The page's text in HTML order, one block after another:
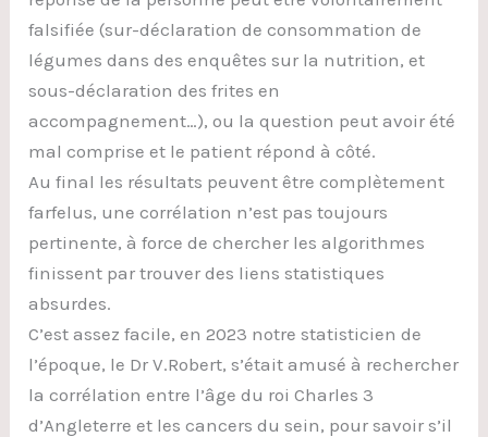
falsifiée (sur-déclaration de consommation de
légumes dans des enquêtes sur la nutrition, et
sous-déclaration des frites en
accompagnement…), ou la question peut avoir été
mal comprise et le patient répond à côté.
Au final les résultats peuvent être complètement
farfelus, une corrélation n’est pas toujours
pertinente, à force de chercher les algorithmes
finissent par trouver des liens statistiques
absurdes.
C’est assez facile, en 2023 notre statisticien de
l’époque, le Dr V.Robert, s’était amusé à rechercher
la corrélation entre l’âge du roi Charles 3
d’Angleterre et les cancers du sein, pour savoir s’il